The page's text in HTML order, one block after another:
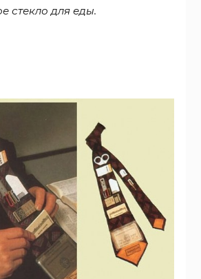
стекло для еды.